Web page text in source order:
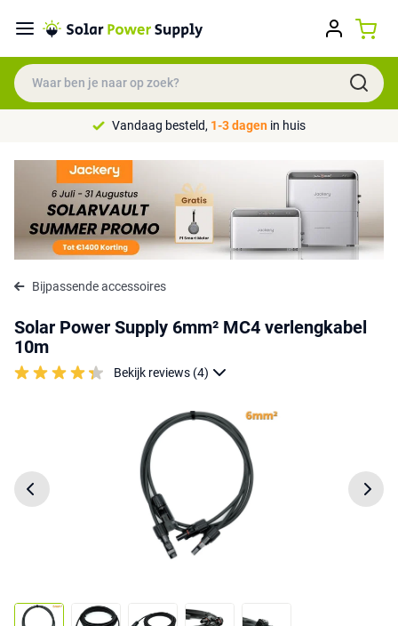
Vandaag besteld, 1-3 dagen in huis
Bijpassende accessoires
Solar Power Supply 6mm² MC4 verlengkabel
10m
Bekijk reviews (4)